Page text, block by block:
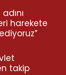
harekete
takip